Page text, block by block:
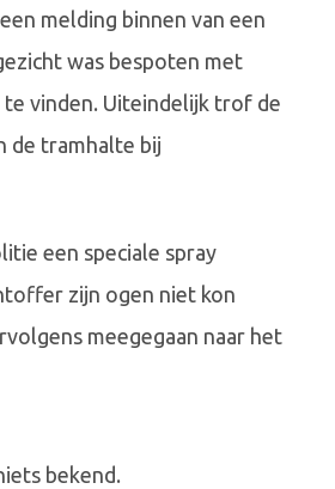
melding binnen van een
was bespoten met
vinden. Uiteindelijk trof de
de tramhalte bij
een speciale spray
zijn ogen niet kon
meegegaan naar het
bekend.